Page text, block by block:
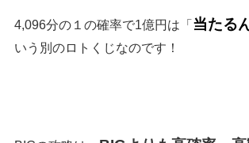
4,096分の１の確率で1億円は「 当たる
いう別のロトくじなのです！